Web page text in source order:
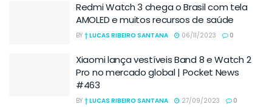
Redmi Watch 3 chega o Brasil com tela
AMOLED e muitos recursos de saúde
BY † LUCAS RIBEIRO SANTANA 06/11/2023 0
Xiaomi lança vestíveis Band 8 e Watch 2
Pro no mercado global | Pocket News
#463
BY † LUCAS RIBEIRO SANTANA 27/09/2023 0